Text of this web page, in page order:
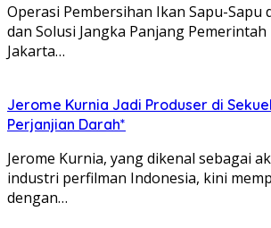
Operasi Pembersihan Ikan Sapu-Sapu
dan Solusi Jangka Panjang Pemerintah
Jakarta…
Jerome Kurnia Jadi Produser di
Perjanjian Darah*
Jerome Kurnia, yang dikenal sebagai
industri perfilman Indonesia, kini
dengan…